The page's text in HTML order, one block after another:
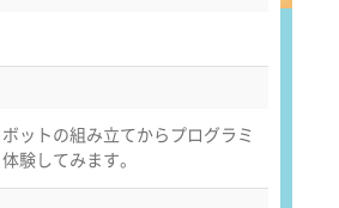
ットの組み立てからプログラミ
験してみます。